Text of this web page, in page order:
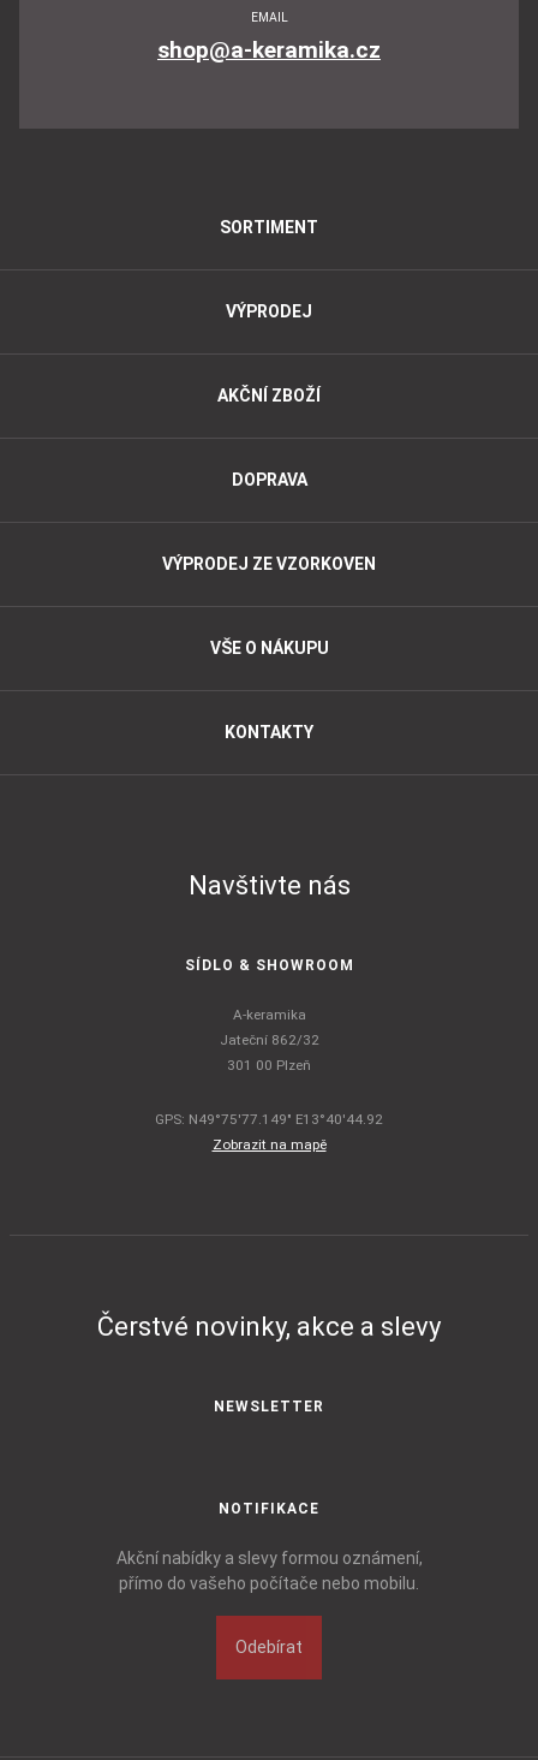
EMAIL
shop@a-keramika.cz
SORTIMENT
VÝPRODEJ
AKČNÍ ZBOŽÍ
DOPRAVA
VÝPRODEJ ZE VZORKOVEN
VŠE O NÁKUPU
KONTAKTY
Navštivte nás
SÍDLO & SHOWROOM
A-keramika
Jateční 862/32
301 00 Plzeň
GPS: N49°75'77.149" E13°40'44.92
Zobrazit na mapě
Čerstvé novinky, akce a slevy
NEWSLETTER
NOTIFIKACE
Akční nabídky a slevy formou oznámení,
přímo do vašeho počítače nebo mobilu.
Odebírat